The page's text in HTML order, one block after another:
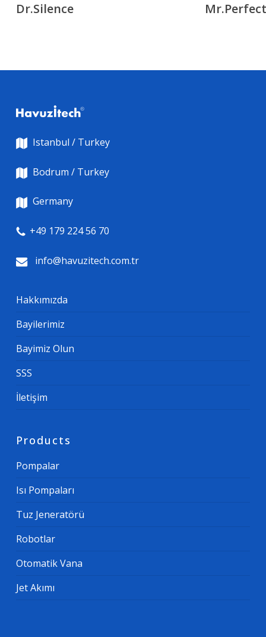
Dr.Silence
Istanbul / Turkey
Bodrum / Turkey
Germany
+49 179 224 56 70
info@havuzitech.com.tr
Hakkımızda
Bayilerimiz
Bayimiz Olun
SSS
İletişim
Products
Pompalar
Isı Pompaları
Tuz Jeneratörü
Robotlar
Otomatik Vana
Jet Akımı